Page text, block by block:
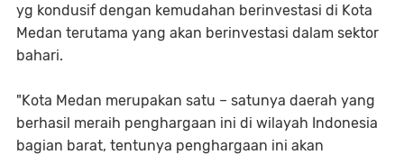
yg kondusif dengan kemudahan berinvestasi di Kota
Medan terutama yang akan berinvestasi dalam sektor
bahari.
"Kota Medan merupakan satu – satunya daerah yang
berhasil meraih penghargaan ini di wilayah Indonesia
bagian barat, tentunya penghargaan ini akan